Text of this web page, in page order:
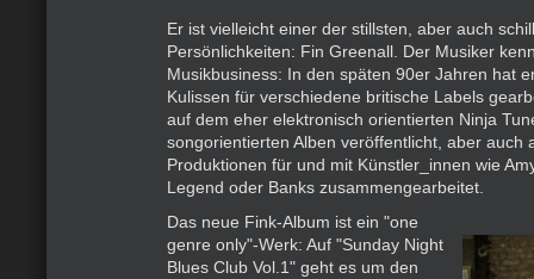
Er ist vielleicht einer der stillsten, aber auch
Persönlichkeiten: Fin Greenall. Der Musiker
Musikbusiness: In den späten 90er Jahren hat
Kulissen für verschiedene britische Labels
auf dem eher elektronisch orientierten Ninja
songorientierten Alben veröffentlicht, aber auch
Produktionen für und mit Künstler_innen wie
Legend oder Banks zusammengearbeitet.
Das neue Fink-Album ist ein "one
genre only"-Werk: Auf "Sunday Night
Blues Club Vol.1" geht es um den